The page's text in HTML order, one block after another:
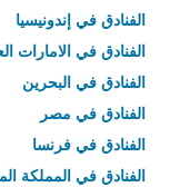
الفنادق في إندونيسيا
الفنادق في الامارات
الفنادق في البحرين
الفنادق في مصر
الفنادق في فرنسا
الفنادق في المملكة